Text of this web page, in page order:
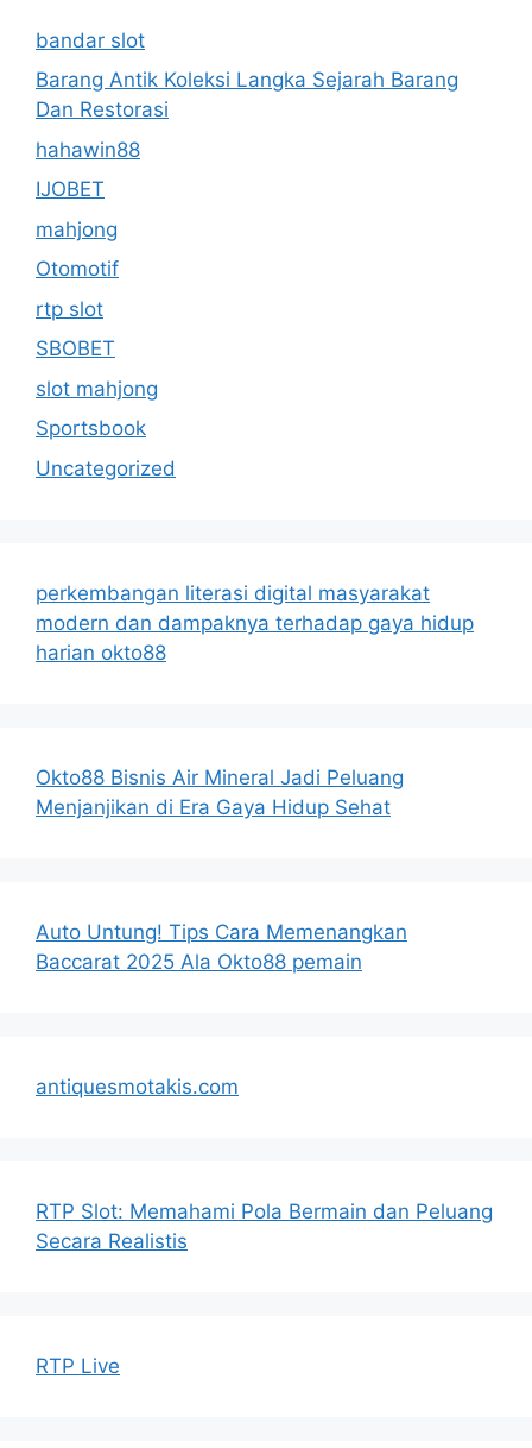
bandar slot
Barang Antik Koleksi Langka Sejarah Barang
Dan Restorasi
hahawin88
IJOBET
mahjong
Otomotif
rtp slot
SBOBET
slot mahjong
Sportsbook
Uncategorized
perkembangan literasi digital masyarakat
modern dan dampaknya terhadap gaya hidup
harian okto88
Okto88 Bisnis Air Mineral Jadi Peluang
Menjanjikan di Era Gaya Hidup Sehat
Auto Untung! Tips Cara Memenangkan
Baccarat 2025 Ala Okto88 pemain
antiquesmotakis.com
RTP Slot: Memahami Pola Bermain dan Peluang
Secara Realistis
RTP Live